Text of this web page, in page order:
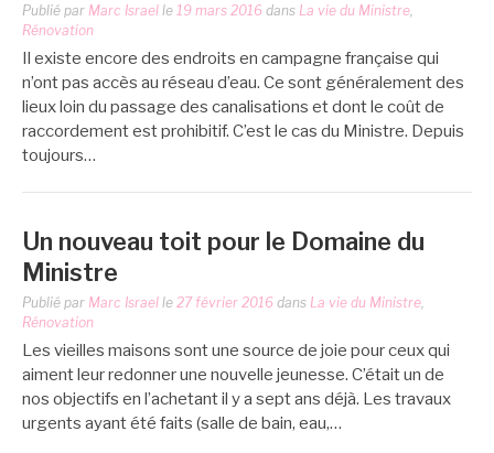
Publié par Marc Israel le 19 mars 2016 dans La vie du Ministre
Rénovation
Il existe encore des endroits en campagne française qui
n’ont pas accès au réseau d’eau. Ce sont généralement des
lieux loin du passage des canalisations et dont le coût de
raccordement est prohibitif. C’est le cas du Ministre. Depuis
toujours…
Un nouveau toit pour le Domaine du
Ministre
Publié par Marc Israel le 27 février 2016 dans La vie du Ministre,
Rénovation
Les vieilles maisons sont une source de joie pour ceux qui
aiment leur redonner une nouvelle jeunesse. C’était un de
nos objectifs en l’achetant il y a sept ans déjà. Les travaux
urgents ayant été faits (salle de bain, eau,…